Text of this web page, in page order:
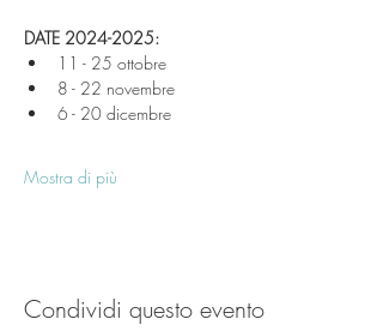
DATE 2024-2025:​
11 - 25 ottobre
8 - 22 novembre
6 - 20 dicembre
Mostra di più
Condividi questo evento